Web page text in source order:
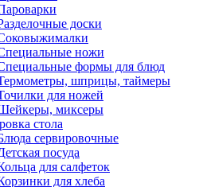
доски
ножи
формы для блюд
шприцы, таймеры
для ножей
миксеры
стола
сервировочные
посуда
для салфеток
для хлеба